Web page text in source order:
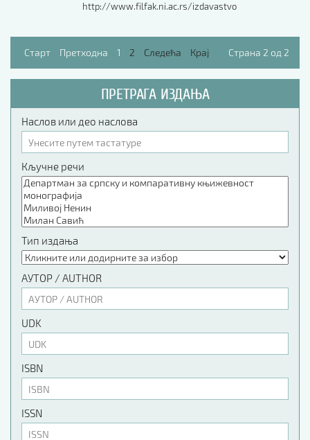
http://www.filfak.ni.ac.rs/izdavastvo
Старт Претходна 1 2 Следећа Крај Страна 2 од 2
ПРЕТРАГА ИЗДАЊА
Наслов или део наслова
Кључне речи
Тип издања
АУТОР / AUTHOR
UDK
ISBN
ISSN